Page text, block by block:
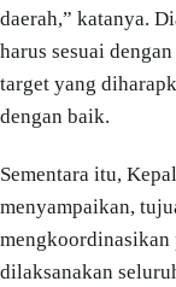
daerah,” katanya.
harus sesuai
target yang
dengan baik.
Sementara itu,
menyampaikan,
mengkoordinasikan
dilaksanakan